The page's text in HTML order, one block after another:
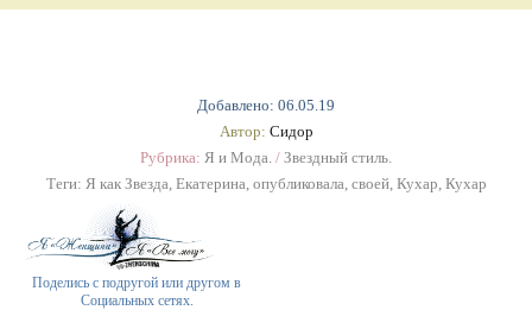
Добавлено: 06.05.19
Автор: Сидор
Рубрика: Я и Мода. / Звездный стиль.
Теги: Я как Звезда, Екатерина, опубликовала, своей, Кухар, Кухар
Поделись с подругой или другом в
Социальных сетях.